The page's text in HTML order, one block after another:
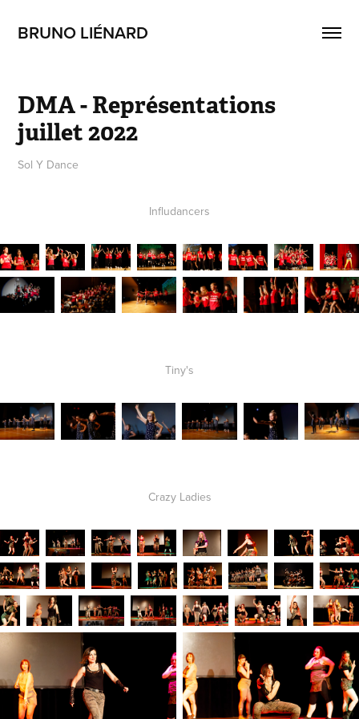
BRUNO LIÉNARD
DMA - Représentations
juillet 2022
Sol Y Dance
Infludancers
Tiny's
Crazy Ladies